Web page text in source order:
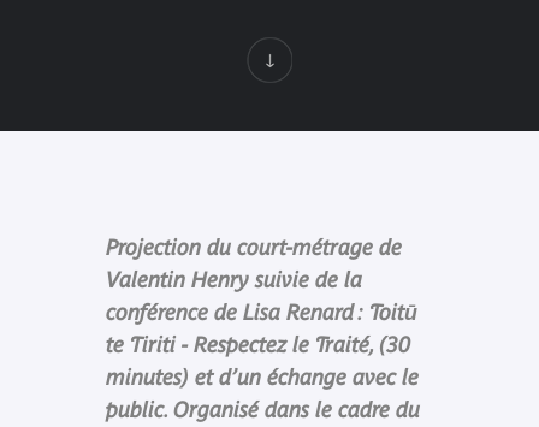
Projection du court-métrage de
Valentin Henry suivie de la
conférence de Lisa Renard : Toitū
te Tiriti - Respectez le Traité, (30
minutes) et d’un échange avec le
public. Organisé dans le cadre du